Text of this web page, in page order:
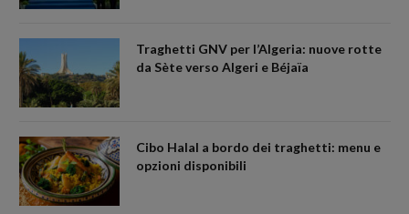
Traghetti GNV per l’Algeria: nuove rotte
da Sète verso Algeri e Béjaïa
Cibo Halal a bordo dei traghetti: menu e
opzioni disponibili